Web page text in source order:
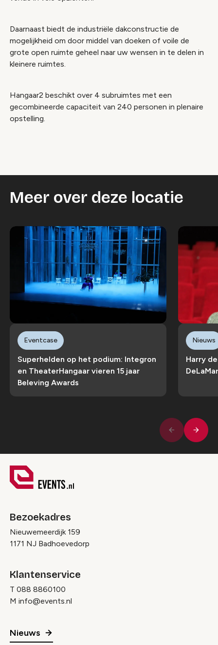
Daarnaast biedt de industriële dakconstructie de
mogelijkheid om door middel van doeken of voile de
grote open ruimte geheel naar uw wensen in te delen in
kleinere ruimtes.
Hangaar2 beschikt over 4 subruimtes met een
gecombineerde capaciteit van 240 personen in plenaire
opstelling.
Meer over deze locatie
Superhelden op het podium: Integron
en TheaterHangaar vieren 15 jaar
Beleving Awards
Eventcase
Harry
Nieuws
Vorige
Bezoekadres
Nieuwemeerdijk 159
1171 NJ Badhoevedorp
Klantenservice
T 088 8860100
M info@events.nl
Nieuws